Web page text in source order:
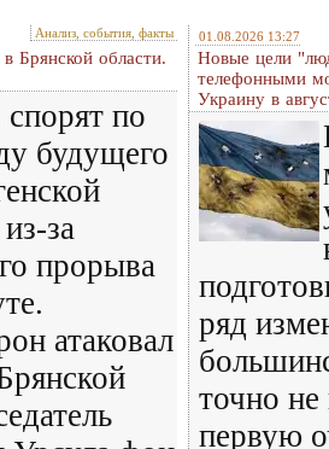
Анализ, события, факты
Брянской области.
по
будущего
за
прорыва
атаковал
01.08.2026 13:27
Новые цели
телефонными
Украину в
ряд
точно не
первую